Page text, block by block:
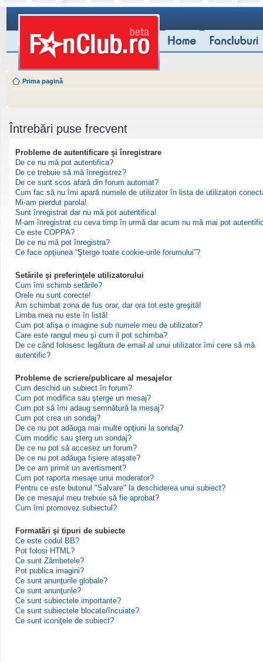
Prima pagină
Întrebări puse frecvent
Probleme de autentificare şi înregistrare
De ce nu mă pot autentifica?
De ce trebuie să mă înregistrez?
De ce sunt scos afară din forum automat?
Cum fac să nu îmi apară numele de utilizator în lista de utilizatori
Mi-am pierdut parola!
Sunt înregistrat dar nu mă pot autentifica!
M-am înregistrat cu ceva timp în urmă dar acum nu mă mai pot
Ce este COPPA?
De ce nu mă pot înregistra?
Ce face opţiunea “Şterge toate cookie-urile forumului”?
Setările şi preferinţele utilizatorului
Cum îmi schimb setările?
Orele nu sunt corecte!
Am schimbat zona de fus orar, dar ora tot este greşită!
Limba mea nu este în listă!
Cum pot afişa o imagine sub numele meu de utilizator?
Care este rangul meu şi cum il pot schimba?
De ce când folosesc legătura de email al unui utilizator îmi cere să mă
autentific?
Probleme de scriere/publicare al mesajelor
Cum deschid un subiect în forum?
Cum pot modifica sau şterge un mesaj?
Cum pot să îmi adaug semnătură la mesaj?
Cum pot crea un sondaj?
De ce nu pot adăuga mai multe opţiuni la sondaj?
Cum modific sau şterg un sondaj?
De ce nu pot să accesez un forum?
De ce nu pot adăuga fişiere ataşate?
De ce am primit un avertisment?
Cum pot raporta mesaje unui moderator?
Pentru ce este butonul "Salvare" la deschiderea unui subiect?
De ce mesajul meu trebuie să fie aprobat?
Cum îmi promovez subiectul?
Formatări şi tipuri de subiecte
Ce este codul BB?
Pot folosi HTML?
Ce sunt Zâmbetele?
Pot publica imagini?
Ce sunt anunţurile globale?
Ce sunt anunţurile?
Ce sunt subiectele importante?
Ce sunt subiectele blocate/încuiate?
Ce sunt iconiţele de subiect?